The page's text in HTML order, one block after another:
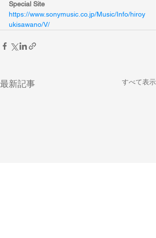
Special Site
https://www.sonymusic.co.jp/Music/Info/hiroy
ukisawano/V/
最新記事 すべて表示